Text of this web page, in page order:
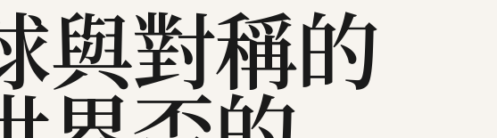
與對稱的